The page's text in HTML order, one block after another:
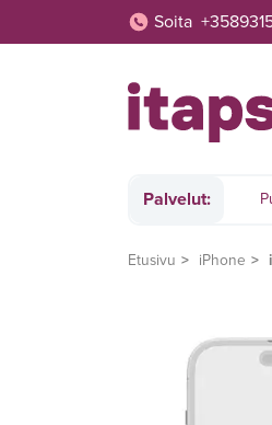
Soita
Palvelut:
Etusivu iPhone